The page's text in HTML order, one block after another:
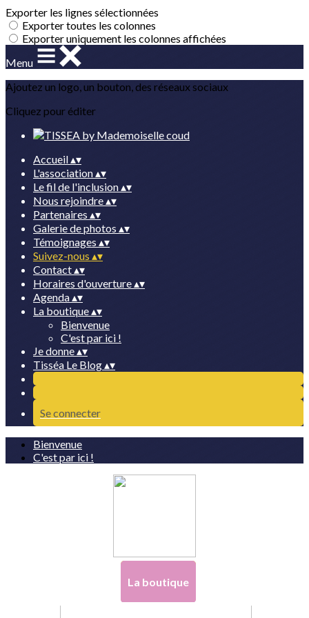
Exporter les lignes sélectionnées
Exporter toutes les colonnes
Exporter uniquement les colonnes affichées
Menu
Ajoutez un logo, un bouton, des réseaux sociaux
Cliquez pour éditer
Accueil▴▾
L'association▴▾
Le fil de l'inclusion▴▾
Nous rejoindre▴▾
Partenaires ▴▾
Galerie de photos ▴▾
Témoignages ▴▾
Suivez-nous ▴▾
Contact▴▾
Horaires d'ouverture▴▾
Agenda▴▾
La boutique▴▾
Bienvenue
C'est par ici !
Je donne▴▾
Tisséa Le Blog▴▾
Se connecter
Bienvenue
C'est par ici !
La boutique